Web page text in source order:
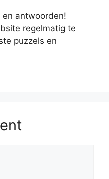
en antwoorden!
regelmatig te
puzzels en